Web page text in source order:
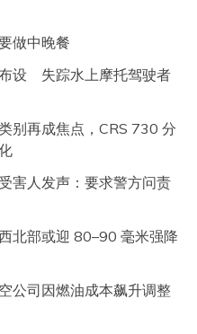
做中晚餐
设 失踪水上摩托驾驶者
别再成焦点，CRS 730 分
害人发声：要求警方问责
北部或迎 80–90 毫米强降
公司因燃油成本飙升调整